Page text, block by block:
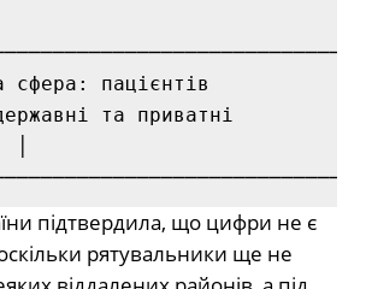
сфера: пацієнтів
та приватні
│
підтвердила, що цифри не є
рятувальники ще не